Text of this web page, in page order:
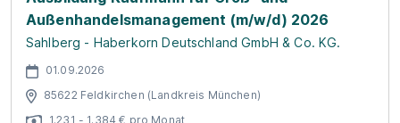
Außenhandelsmanagement (m/w/d) 2026
Sahlberg - Haberkorn Deutschland GmbH & Co. KG.
01.09.2026
85622 Feldkirchen (Landkreis München)
1.231 - 1.384 € pro Monat